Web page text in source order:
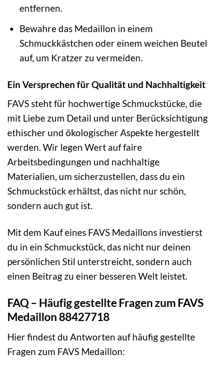
entfernen.
Bewahre das Medaillon in einem
Schmuckkästchen oder einem weichen Beutel
auf, um Kratzer zu vermeiden.
Ein Versprechen für Qualität und Nachhaltigkeit
FAVS steht für hochwertige Schmuckstücke, die
mit Liebe zum Detail und unter Berücksichtigung
ethischer und ökologischer Aspekte hergestellt
werden. Wir legen Wert auf faire
Arbeitsbedingungen und nachhaltige
Materialien, um sicherzustellen, dass du ein
Schmuckstück erhältst, das nicht nur schön,
sondern auch gut ist.
Mit dem Kauf eines FAVS Medaillons investierst
du in ein Schmuckstück, das nicht nur deinen
persönlichen Stil unterstreicht, sondern auch
einen Beitrag zu einer besseren Welt leistet.
FAQ – Häufig gestellte Fragen zum FAVS
Medaillon 88427718
Hier findest du Antworten auf häufig gestellte
Fragen zum FAVS Medaillon: